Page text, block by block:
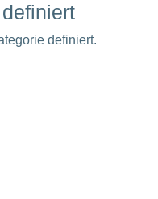
definiert.